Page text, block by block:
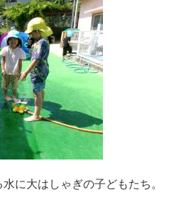
に大はしゃぎの子どもたち。